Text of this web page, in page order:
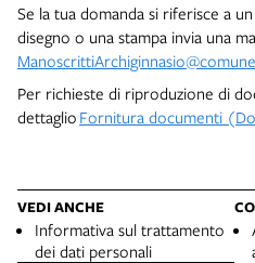
Se la tua domanda si riferisce a
disegno o una stampa invia una
Per richieste di riproduzione di
dettaglio Fornitura documenti
VEDI ANCHE
Informativa sul trattamento
dei dati personali